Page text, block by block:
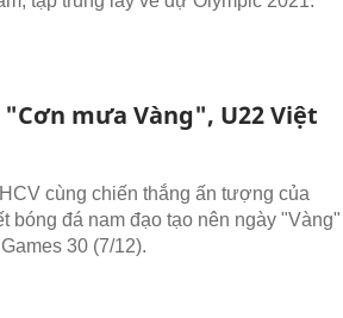
"Cơn mưa Vàng", U22 Việt
cùng chiến thắng ấn tượng của
bóng đá nam đạo tạo nên ngày "Vàng"
30 (7/12).